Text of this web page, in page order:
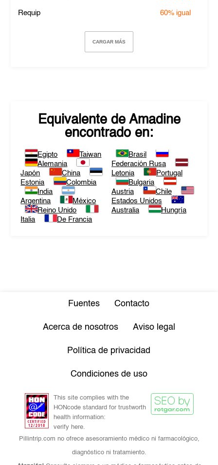
Requip 60% igual
CARGAR MÁS
Equivalente de Amadine
encontrado en:
Egipto
Taiwan
Alemania
Japón
China
Estonia
Colombia
India
Argentina
México
Reino Unido
Italia
De Francia
Brasil
Federación Rusa
Letonia
Portugal
Bulgaria
Austria
Chile
Estados Unidos
Australia
Hungría
Fuentes Contacto
Acerca de nosotros Aviso legal
Política de privacidad
Condiciones de uso
This site complies with the
HONcode standard for trustworth
health information:
verify here.
Pillintrip.com no ofrece asesoramiento médico ni farmacológico,
diagnóstico ni tratamiento.